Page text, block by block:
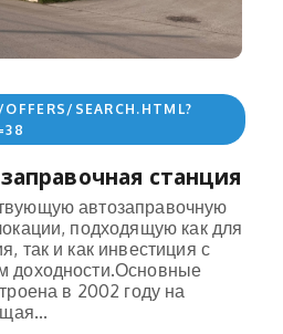
SEARCH.HTML?
станция
автозаправочную
подходящую как для
так и как инвестиция с
доходности.Основные
в 2002 году на